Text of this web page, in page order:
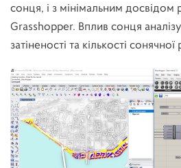
сонця, і з мінімальним досвідом
Grasshopper. Вплив сонця
затіненості та кількості сонячної